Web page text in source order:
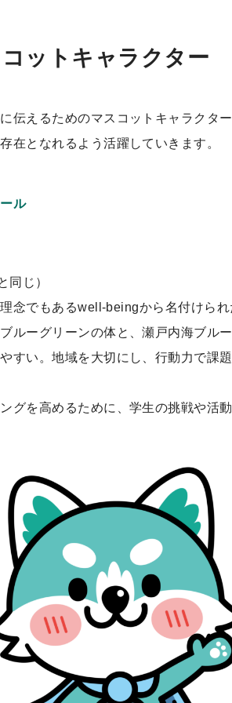
ットキャラクター
伝えるためのマスコットキャラクタ
在となれるよう活躍していきます。
ル
同じ）
念でもあるwell-beingから名付けられ
ルーグリーンの体と、瀬戸内海ブル
すい。地域を大切にし、行動力で課
グを高めるために、学生の挑戦や活